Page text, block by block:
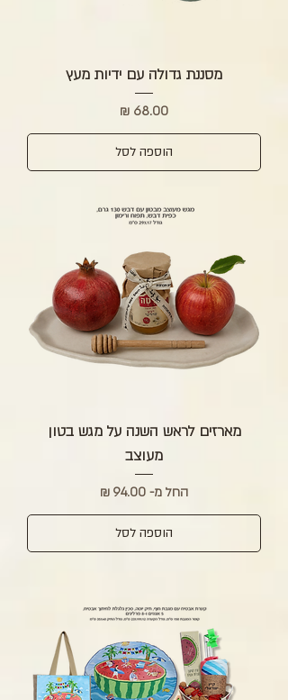
מסננת גדולה עם ידיות מעץ
מחיר
הוספה לסל
מארזים לראש השנה על מגש בטון
מעוצב
החל מ-
מחיר מבצע
הוספה לסל